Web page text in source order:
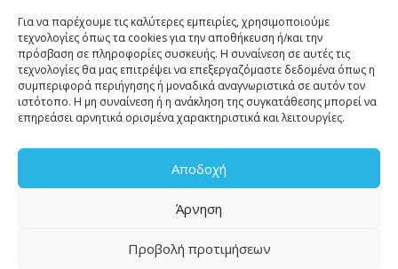
Για να παρέχουμε τις καλύτερες εμπειρίες, χρησιμοποιούμε
τεχνολογίες όπως τα cookies για την αποθήκευση ή/και την
πρόσβαση σε πληροφορίες συσκευής. Η συναίνεση σε αυτές τις
τεχνολογίες θα μας επιτρέψει να επεξεργαζόμαστε δεδομένα όπως η
συμπεριφορά περιήγησης ή μοναδικά αναγνωριστικά σε αυτόν τον
ιστότοπο. Η μη συναίνεση ή η ανάκληση της συγκατάθεσης μπορεί να
επηρεάσει αρνητικά ορισμένα χαρακτηριστικά και λειτουργίες.
Αποδοχή
Άρνηση
Προβολή προτιμήσεων
ΧΡΗΣΙΜΑ LINKS
Νέα
Ιστορία της ΕΥΑΘ
Ποιότητα του νερού